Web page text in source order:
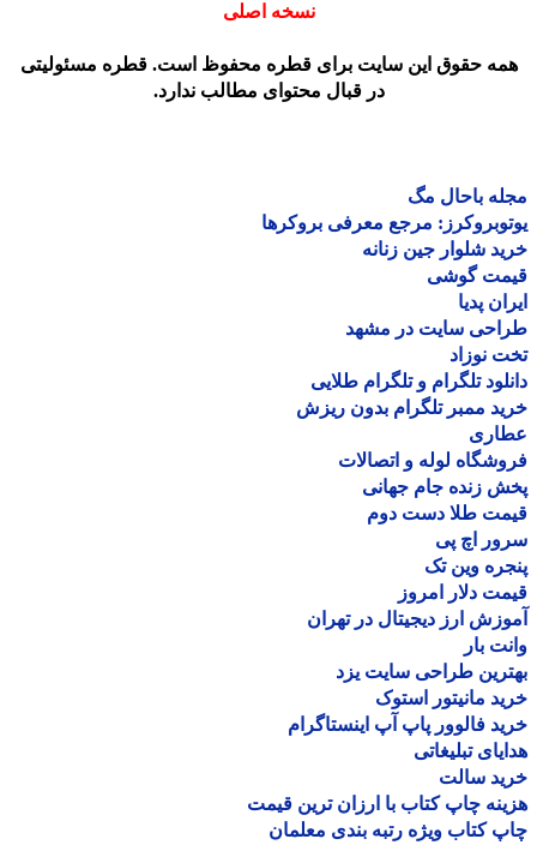
نسخه اصلی
حقوق این سایت برای قطره محفوظ است. قطره مسئولیتی
در قبال محتوای مطالب ندارد.
باحال مگ
مرجع معرفی بروکرها
شلوار جین زنانه
گوشی
پدیا
سایت در مشهد
نوزاد
تلگرام و تلگرام طلایی
ممبر تلگرام بدون ریزش
لوله و اتصالات
زنده جام جهانی
طلا دست دوم
اچ پی
وین تک
دلار امروز
ارز دیجیتال در تهران
بار
طراحی سایت یزد
مانیتور استوک
فالوور پاپ آپ اینستاگرام
تبلیغاتی
سالت
چاپ کتاب با ارزان ترین قیمت
کتاب ویژه رتبه بندی معلمان